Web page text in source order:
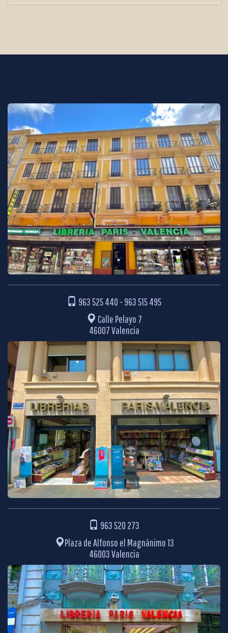
963 525 440 - 963 515 495
Calle Pelayo 7
46007 Valencia
963 520 273
Plaza de Alfonso el Magnánimo 13
46003 Valencia